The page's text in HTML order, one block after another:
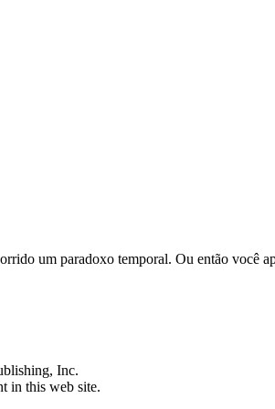
um paradoxo temporal. Ou então você
Inc.
in this web site.